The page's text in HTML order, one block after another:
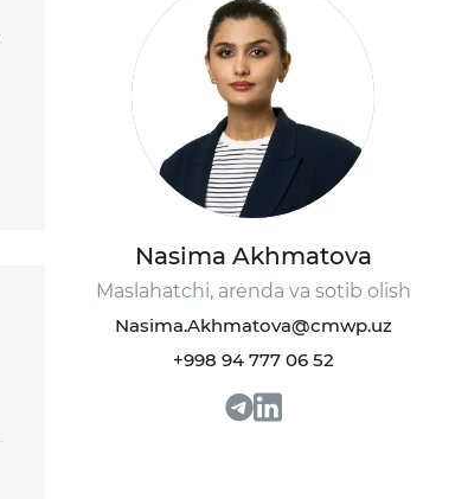
Nasima Akhmatova
Maslahatchi, arenda va sotib olish
Nasima.Akhmatova@cmwp.uz
+998 94 777 06 52